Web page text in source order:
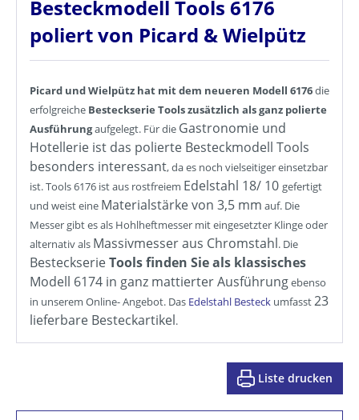
Besteckmodell Tools 6176
poliert von Picard & Wielpütz
Picard und Wielpütz hat mit dem neueren Modell 6176die
erfolgreiche Besteckserie Toolszusätzlich als ganz polierte
Ausführungaufgelegt. Für die Gastronomie und
Hotellerie ist das polierte Besteckmodell Tools
besonders interessant, da es noch vielseitiger einsetzbar
ist. Tools 6176 ist aus rostfreiem Edelstahl 18/ 10 gefertigt
und weist eine Materialstärke von 3,5 mm auf. Die
Messer gibt es als Hohlheftmesser mit eingesetzter Klinge oder
alternativ als Massivmesser aus Chromstahl. Die
BesteckserieTools finden Sie als klassisches
Modell 6174 in ganz mattierter Ausführungebenso
in unserem Online- Angebot. Das Edelstahl Besteck umfasst23
lieferbare Besteckartikel.
Liste drucken